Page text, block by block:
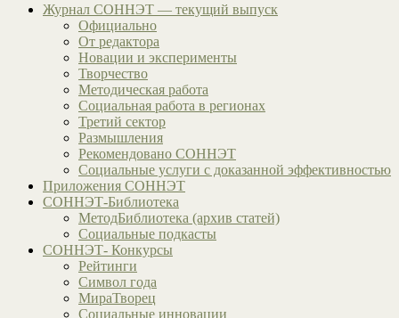
Журнал СОННЭТ — текущий выпуск
Официально
От редактора
Новации и эксперименты
Творчество
Методическая работа
Социальная работа в регионах
Третий сектор
Размышления
Рекомендовано СОННЭТ
Социальные услуги с доказанной эффективностью
Приложения СОННЭТ
СОННЭТ-Библиотека
МетодБиблиотека (архив статей)
Социальные подкасты
СОННЭТ- Конкурсы
Рейтинги
Символ года
МираТворец
Социальные инновации